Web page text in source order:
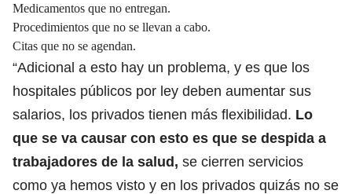
Medicamentos que no entregan.
Procedimientos que no se llevan a cabo.
Citas que no se agendan.
“Adicional a esto hay un problema, y es que los
hospitales públicos por ley deben aumentar sus
salarios, los privados tienen más flexibilidad. Lo
que se va causar con esto es que se despida a
trabajadores de la salud, se cierren servicios
como ya hemos visto y en los privados quizás no se